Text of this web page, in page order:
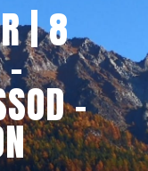
| 8
–